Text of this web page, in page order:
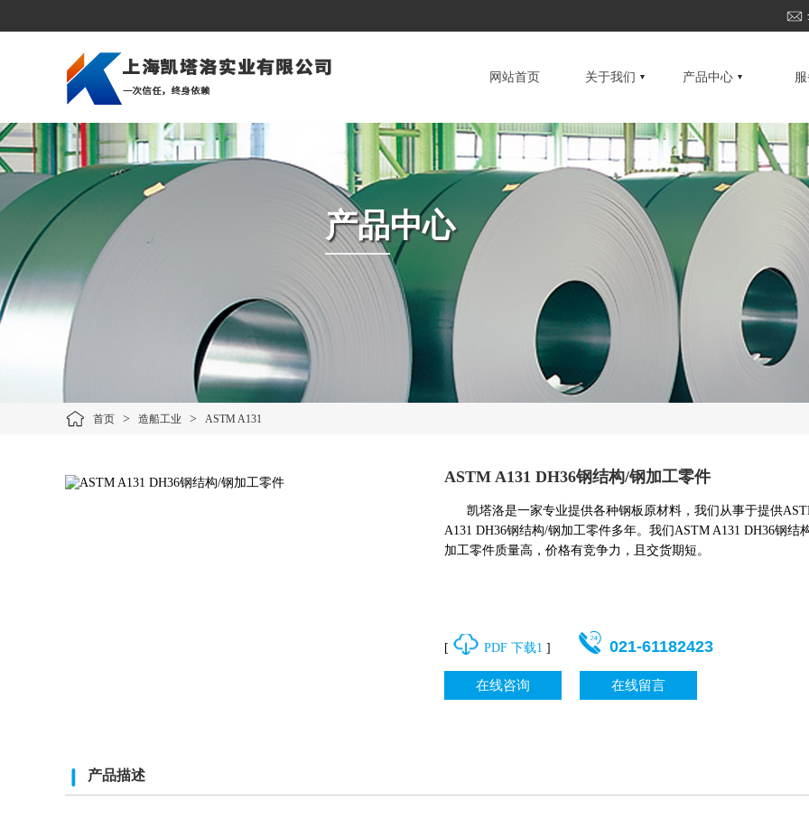
网站首页 关于我们
公司简介 企业文化
深加工
资质荣誉
产品中心
建筑行业 造船行业
压力容器和锅炉
桥梁建筑
美洲市场 亚洲市场
中东市场
非洲市场 产品中心
首页 > 造船工业 > ASTM A131
ASTM A131 DH36钢结构/钢加工零件
凯塔洛是一家专业提供各种钢板原材料，我们从事于提供
A131 DH36钢结构/钢加工零件多年。我们ASTM A131 DH36钢结
加工零件质量高，价格有竞争力，且交货期短。
[ PDF 下载1 ] 021-61182423
在线咨询 在线留言
产品描述